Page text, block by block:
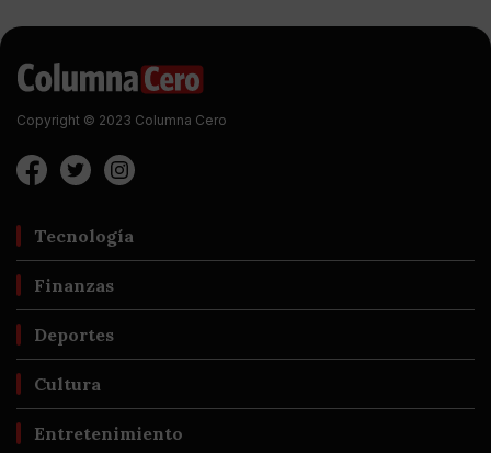
Copyright © 2023 Columna Cero
Tecnología
Finanzas
Deportes
Cultura
Entretenimiento